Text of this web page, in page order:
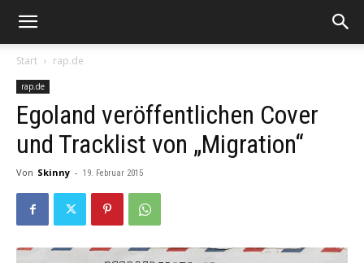
Start rap.de
rap.de
Egoland veröffentlichen Cover
und Tracklist von „Migration“
Von Skinny - 19. Februar 2015